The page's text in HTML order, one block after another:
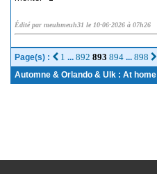
Édité par meuhmeuh31 le 10-06-2026 à 07h26
Page(s) : 1 ... 892 893 894 ... 898
Automne & Orlando & Ulk : At home